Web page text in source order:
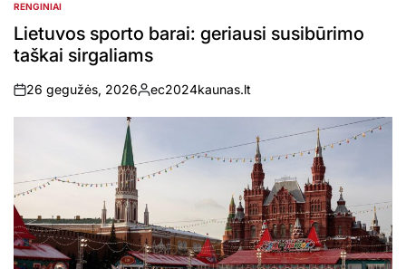
POSTED
IN
RENGINIAI
Lietuvos sporto barai: geriausi susibūrimo
taškai sirgaliams
on
26 gegužės, 2026
Posted
by
ec2024kaunas.lt